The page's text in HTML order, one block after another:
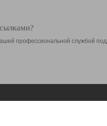
профессиональной службой